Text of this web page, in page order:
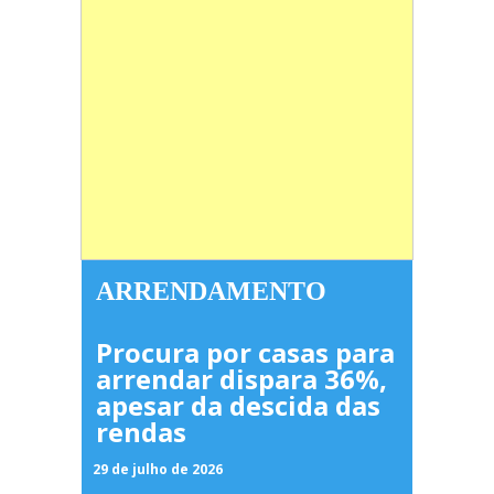
ARRENDAMENTO
Procura por casas para
arrendar dispara 36%,
apesar da descida das
rendas
29 de julho de 2026